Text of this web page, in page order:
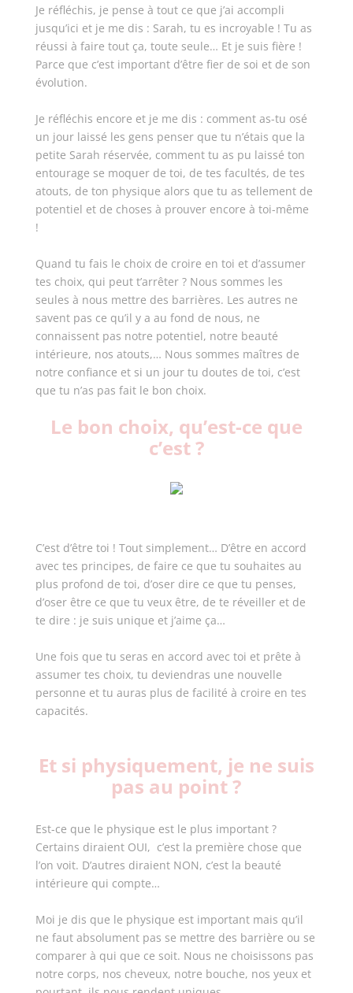
Je réfléchis, je pense à tout ce que j’ai accompli
jusqu’ici et je me dis : Sarah, tu es incroyable ! Tu as
réussi à faire tout ça, toute seule… Et je suis fière !
Parce que c’est important d’être fier de soi et de son
évolution.
Je réfléchis encore et je me dis : comment as-tu osé
un jour laissé les gens penser que tu n’étais que la
petite Sarah réservée, comment tu as pu laissé ton
entourage se moquer de toi, de tes facultés, de tes
atouts, de ton physique alors que tu as tellement de
potentiel et de choses à prouver encore à toi-même
!
Quand tu fais le choix de croire en toi et d’assumer
tes choix, qui peut t’arrêter ? Nous sommes les
seules à nous mettre des barrières. Les autres ne
savent pas ce qu’il y a au fond de nous, ne
connaissent pas notre potentiel, notre beauté
intérieure, nos atouts,… Nous sommes maîtres de
notre confiance et si un jour tu doutes de toi, c’est
que tu n’as pas fait le bon choix.
Le bon choix, qu’est-ce que
c’est ?
C’est d’être toi ! Tout simplement… D’être en accord
avec tes principes, de faire ce que tu souhaites au
plus profond de toi, d’oser dire ce que tu penses,
d’oser être ce que tu veux être, de te réveiller et de
te dire : je suis unique et j’aime ça…
Une fois que tu seras en accord avec toi et prête à
assumer tes choix, tu deviendras une nouvelle
personne et tu auras plus de facilité à croire en tes
capacités.
Et si physiquement, je ne suis
pas au point ?
Est-ce que le physique est le plus important ?
Certains diraient OUI, c’est la première chose que
l’on voit. D’autres diraient NON, c’est la beauté
intérieure qui compte…
Moi je dis que le physique est important mais qu’il
ne faut absolument pas se mettre des barrière ou se
comparer à qui que ce soit. Nous ne choisissons pas
notre corps, nos cheveux, notre bouche, nos yeux et